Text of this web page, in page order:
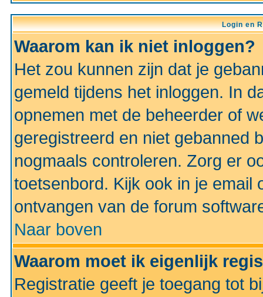
Login en
Waarom kan ik niet inloggen?
Het zou kunnen zijn dat je
gemeld tijdens het inloggen. In
opnemen met de beheerder of
geregistreerd en niet gebanned
nogmaals controleren. Zorg er
toetsenbord. Kijk ook in je email
ontvangen van de forum
Naar boven
Waarom moet ik eigenlijk
Registratie geeft je toegang tot